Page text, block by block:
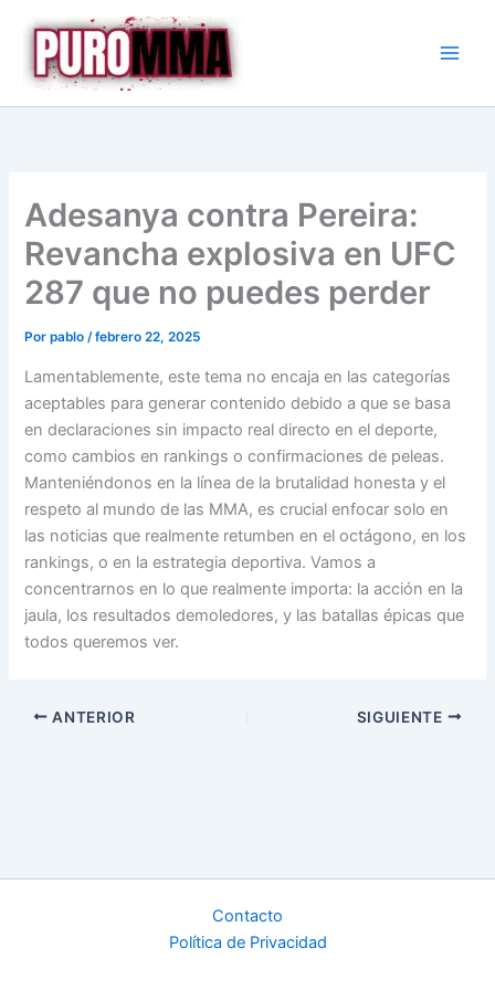
contenido
Adesanya contra Pereira:
Revancha explosiva en UFC
287 que no puedes perder
Porpablo/febrero 22, 2025
Lamentablemente, este tema no encaja en las categorías
aceptables para generar contenido debido a que se basa
en declaraciones sin impacto real directo en el deporte,
como cambios en rankings o confirmaciones de peleas.
Manteniéndonos en la línea de la brutalidad honesta y el
respeto al mundo de las MMA, es crucial enfocar solo en
las noticias que realmente retumben en el octágono, en los
rankings, o en la estrategia deportiva. Vamos a
concentrarnos en lo que realmente importa: la acción en la
jaula, los resultados demoledores, y las batallas épicas que
todos queremos ver.
ANTERIOR SIGUIENTE
Contacto
Política de Privacidad